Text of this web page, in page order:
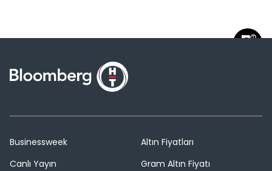
Businessweek
Canlı Yayın
Altın Fiyatları
Gram Altın Fiyatı